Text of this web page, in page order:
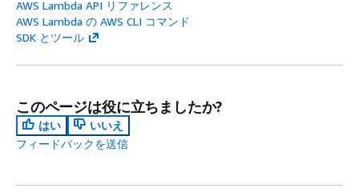
AWS Lambda API リファレンス
AWS Lambda の AWS CLI コマンド
SDK とツール
このページは役に立ちましたか?
はい
いいえ
フィードバックを送信